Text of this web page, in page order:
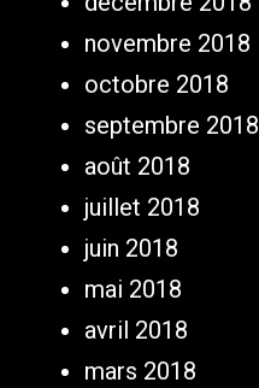
novembre 2018
octobre 2018
septembre 2018
août 2018
juillet 2018
juin 2018
mai 2018
avril 2018
mars 2018